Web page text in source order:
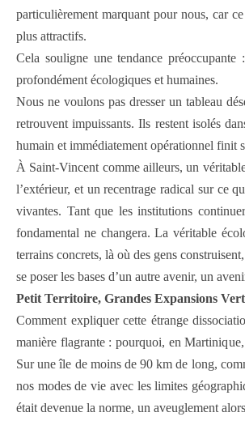
particulièrement marquant pour nous, car
plus attractifs.
Cela souligne une tendance
profondément écologiques et humaines.
Nous ne voulons pas dresser un tableau
retrouvent impuissants. Ils restent isolés
humain et immédiatement opérationnel finit
À Saint-Vincent comme ailleurs, un
l’extérieur, et un recentrage radical sur ce
vivantes. Tant que les institutions
fondamental ne changera. La véritable
terrains concrets, là où des gens
se poser les bases d’un autre avenir, un
Petit Territoire, Grandes Expansions
Comment expliquer cette étrange
manière flagrante : pourquoi, en
Sur une île de moins de 90 km de long,
nos modes de vie avec les limites
était devenue la norme, un aveuglement